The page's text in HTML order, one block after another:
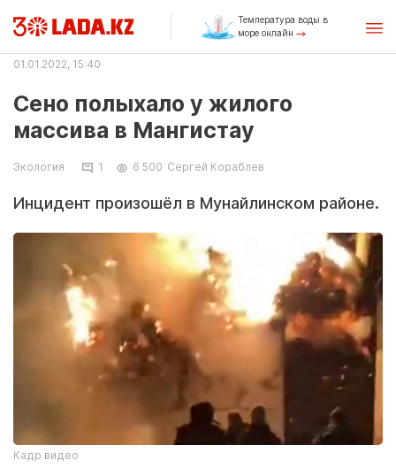
Температура воды в
море онлайн
01.01.2022, 15:40
Сено полыхало у жилого
массива в Мангистау
Экология 1 6 500 Сергей Кораблев
Инцидент произошёл в Мунайлинском районе.
Кадр видео